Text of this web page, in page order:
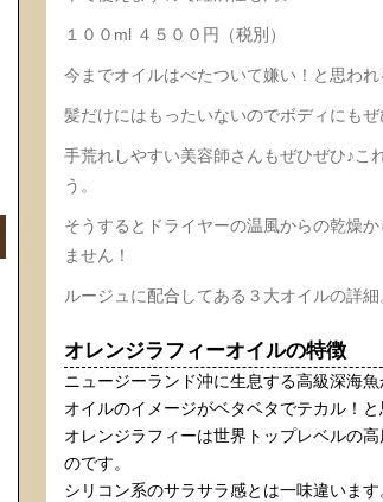
１００ml ４５００円（税別）
今までオイルはべたついて嫌い！と思われ
髪だけにはもったいないのでボディにも
手荒れしやすい美容師さんもぜひぜひ♪こ
う。
そうするとドライヤーの温風からの乾燥
ません！
ルージュに配合してある３大オイルの詳
オレンジラフィーオイルの特徴
ニュージーランド沖に生息する高級深海魚
オイルのイメージがベタベタでテカル！
オレンジラフィーは世界トップレベルの
のです。
シリコン系のサラサラ感とは一味違いま